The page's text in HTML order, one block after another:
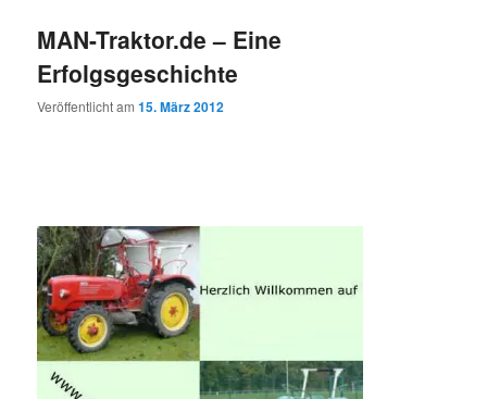
MAN-Traktor.de – Eine
Erfolgsgeschichte
Veröffentlicht am15. März 2012